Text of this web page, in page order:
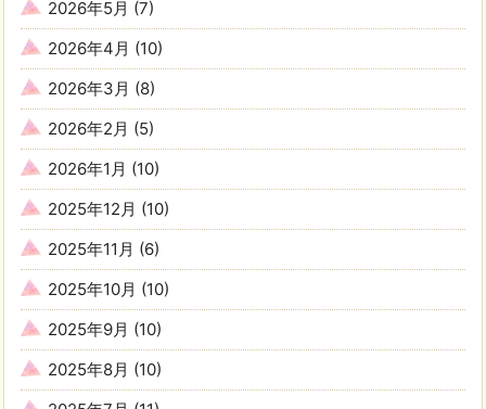
2026年5月 (7)
2026年4月 (10)
2026年3月 (8)
2026年2月 (5)
2026年1月 (10)
2025年12月 (10)
2025年11月 (6)
2025年10月 (10)
2025年9月 (10)
2025年8月 (10)